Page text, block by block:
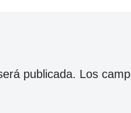
publicada. Los